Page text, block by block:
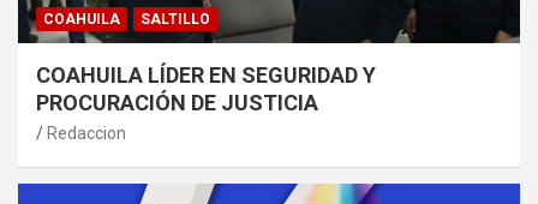
COAHUILA SALTILLO
COAHUILA LÍDER EN SEGURIDAD Y
PROCURACIÓN DE JUSTICIA
Redaccion